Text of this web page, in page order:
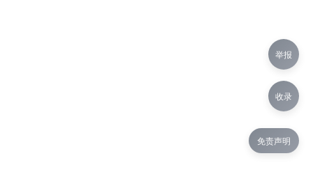
免责声明
举报
收录